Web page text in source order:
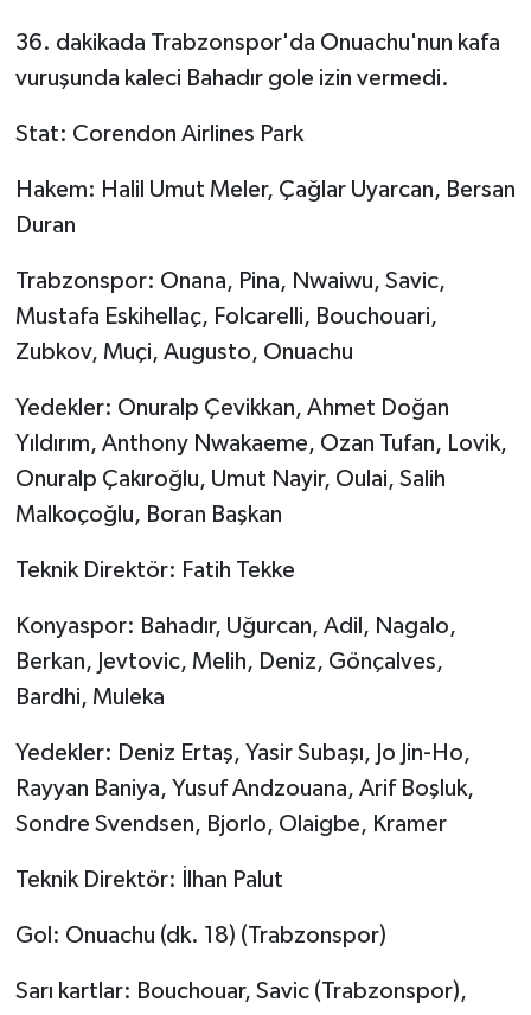
36. dakikada Trabzonspor'da Onuachu'nun kafa
vuruşunda kaleci Bahadır gole izin vermedi.
Stat: Corendon Airlines Park
Hakem: Halil Umut Meler, Çağlar Uyarcan, Bersan
Duran
Trabzonspor: Onana, Pina, Nwaiwu, Savic,
Mustafa Eskihellaç, Folcarelli, Bouchouari,
Zubkov, Muçi, Augusto, Onuachu
Yedekler: Onuralp Çevikkan, Ahmet Doğan
Yıldırım, Anthony Nwakaeme, Ozan Tufan, Lovik,
Onuralp Çakıroğlu, Umut Nayir, Oulai, Salih
Malkoçoğlu, Boran Başkan
Teknik Direktör: Fatih Tekke
Konyaspor: Bahadır, Uğurcan, Adil, Nagalo,
Berkan, Jevtovic, Melih, Deniz, Gönçalves,
Bardhi, Muleka
Yedekler: Deniz Ertaş, Yasir Subaşı, Jo Jin-Ho,
Rayyan Baniya, Yusuf Andzouana, Arif Boşluk,
Sondre Svendsen, Bjorlo, Olaigbe, Kramer
Teknik Direktör: İlhan Palut
Gol: Onuachu (dk. 18) (Trabzonspor)
Sarı kartlar: Bouchouar, Savic (Trabzonspor),